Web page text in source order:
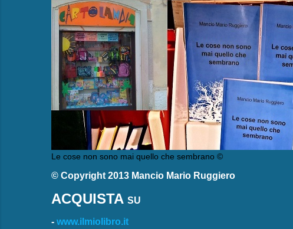
Le cose non sono mai quello che sembrano ©
© Copyright 2013 Mancio Mario Ruggiero
ACQUISTA SU
- www.ilmiolibro.it